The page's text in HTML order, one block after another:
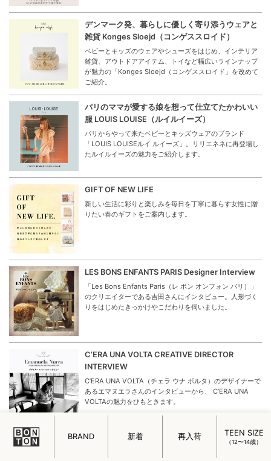
新しい季節は気分も新たに！今すぐ着たいデイリーウェア
特集
「あったら、うれしい」を集めました！
“New Beginnings Essentials”として、新生活を応援する
た。
る JAMINI（ジャミニ）
パリ10区に店を持つジャミニ。日常に彩りと詩的な美しさ
をもたらし、暮らしを豊かにするアイテムとして世界中か
雑貨 Konges Sloejd（コンゲススロイド）
ベビーとキッズのウェアやシューズをはじめ、インテリア
雑貨、アウトドアアイテム、トイなど幅広いラインナップ
が魅力の「Konges Sloejd（コンゲススロイド」を改めて
服 LOUIS LOUISE（ルイルイーズ）
パリからやって来たベビーとキッズウェアのブランド
たルイルイーズの魅力をご紹介します。
新しい生活に彩りと楽しみを毎日を丁寧に暮らす女性に贈
BRAND 新着 再入荷 TEEN SIZE
（12〜14歳）